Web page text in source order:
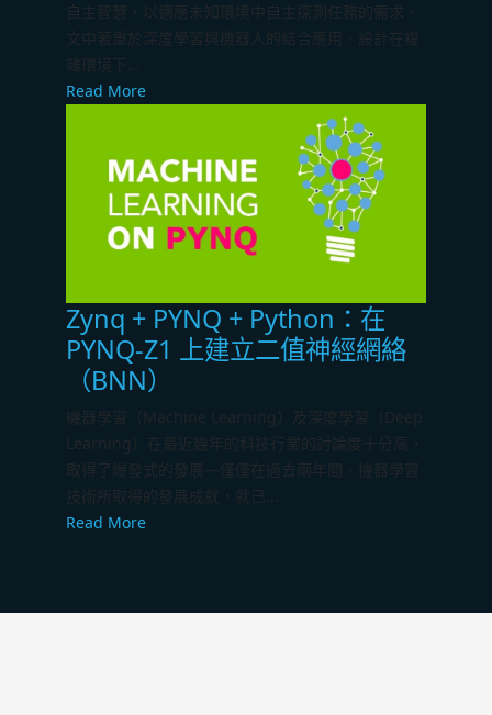
自主智慧，以適應未知環境中自主探測任務的需求。
文中著重於深度學習與機器人的結合應用，設計在複
雜環境下...
Read More
Zynq + PYNQ + Python：在
PYNQ-Z1 上建立二值神經網絡
（BNN）
機器學習（Machine Learning）及深度學習（Deep
Learning）在最近幾年的科技行業的討論度十分高，
取得了爆發式的發展—僅僅在過去兩年間，機器學習
技術所取得的發展成就，就已...
Read More